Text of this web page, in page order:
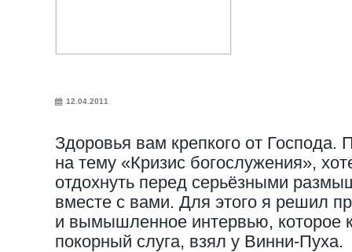
12.04.2011
Здоровья вам крепкого от Господа.
на тему «Кризис богослужения»,
отдохнуть перед серьёзными
вместе с вами. Для этого я решил
и вымышленное интервью, которое
покорный слуга, взял у Винни-Пуха.